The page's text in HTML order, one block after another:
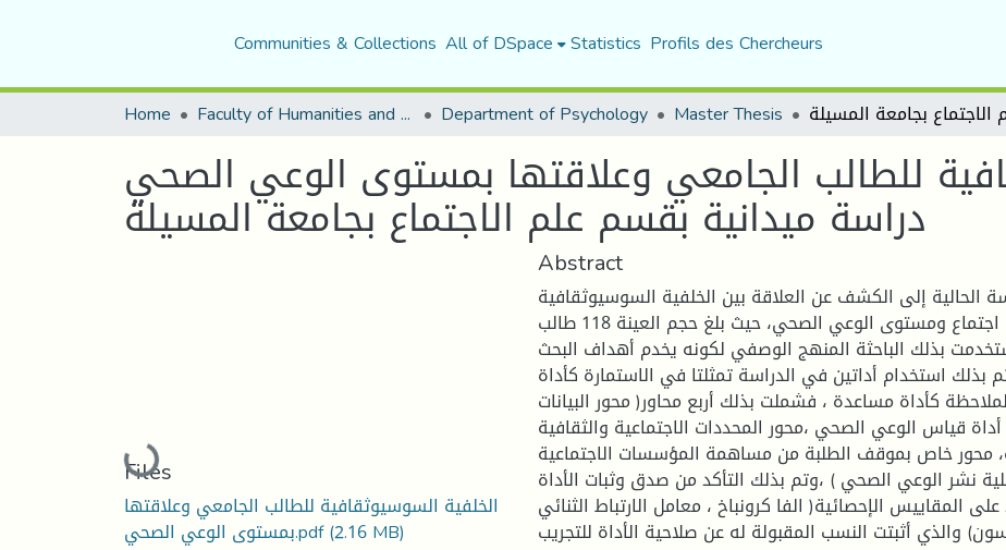
Communities & Collections All of DSpace Statistics Profils des Chercheurs
Home Faculty of Humanities and Social Sciences Department of Psychology Master Thesis
للطالب الجامعي وعلاقتها بمستوى الوعي الصحي
دراسة ميدانية بقسم علم الاجتماع بجامعة المسيلة
Loading...
Files
الخلفية السوسيوثقافية للطالب الجامعي وعلاقتها
بمستوى الوعي الصحي.pdf(2.16 MB)
Abstract
الحالية إلى الكشف عن العلاقة بين الخلفية السوسيوثقافية
لطلبة قسم علم اجتماع ومستوى الوعي الصحي، حيث بلغ حجم العينة 118 طالب
بذلك الباحثة المنهج الوصفي لكونه يخدم أهداف البحث
بذلك استخدام أداتين في الدراسة تمثلتا في الاستمارة كأداة
كأداة مساعدة ، فشملت بذلك أربع محاور( محور البيانات
قياس الوعي الصحي ،محور المحددات الاجتماعية والثقافية
محور خاص بموقف الطلبة من مساهمة المؤسسات الاجتماعية
نشر الوعي الصحي ) ،وتم بذلك التأكد من صدق وثبات الأداة
على المقاييس الإحصائية( الفا كرونباخ ، معامل الارتباط الثنائي
والذي أثبتت النسب المقبولة له عن صلاحية الأداة للتجريب